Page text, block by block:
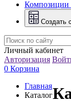
Композиции
Создать
Личный кабинет
Авторизация
0 Корзина
Главная
Каталог